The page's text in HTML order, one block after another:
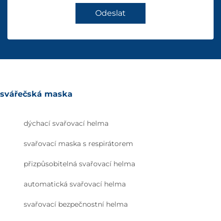
Odeslat
svářečská maska
dýchací svařovací helma
svařovací maska s respirátorem
přizpůsobitelná svařovací helma
automatická svařovací helma
svařovací bezpečnostní helma